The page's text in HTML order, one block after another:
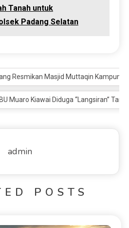
Tanah untuk
Padang Selatan
Resmikan Masjid Muttaqin Kampung
Muaro Kiawai Diduga “Langsiran”
admin
POSTS